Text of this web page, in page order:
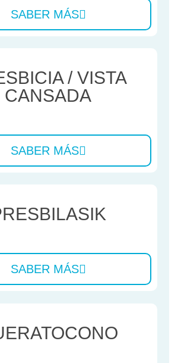
SABER MÁS
/ VISTA
CANSADA
SABER MÁS
SABER MÁS